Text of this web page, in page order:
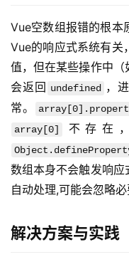
Vue空数组报错的根
Vue的响应式系统有
值，但在某些操作中
会返回 undefined ，
常。
array[0] 不存在
数组本身不会触发响
自动处理,可能会忽略
解决方案与实践